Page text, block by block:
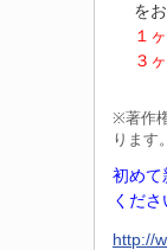
を
１
３
※著作
ります
初めて
くださ
http://